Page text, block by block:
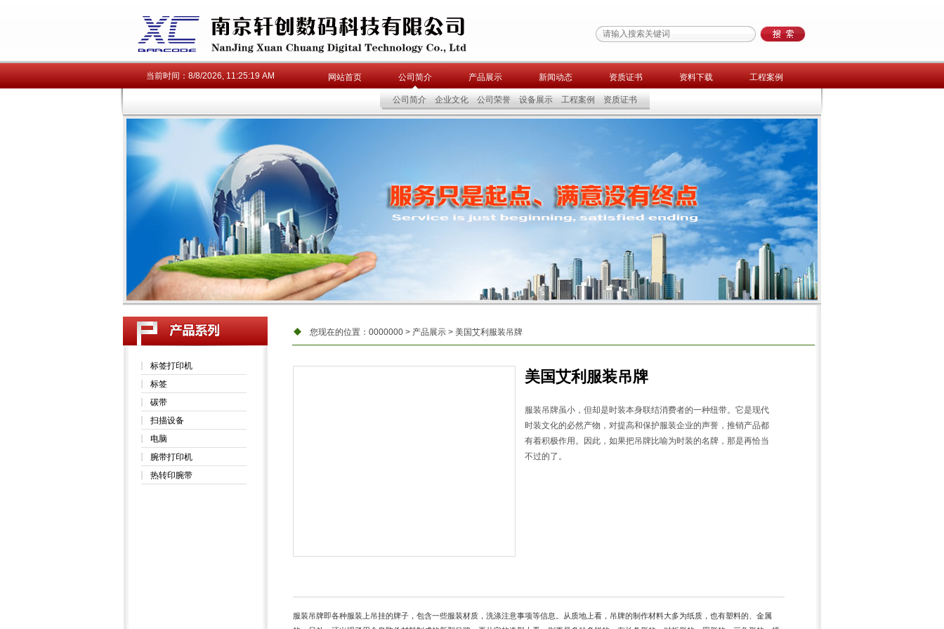
当前时间： 8/8/2026, 11:25:20 AM 网站首页 公司简介 产品展示 新闻动态 资质证书 资料下载 工程案例
公司简介 企业文化 公司荣誉 设备展示 工程案例 资质证书
标签打印机
标签
碳带
扫描设备
电脑
腕带打印机
热转印腕带
您现在的位置： 0000000 > 产品展示 > 美国艾利服装吊牌
美国艾利服装吊牌
服装吊牌虽小，但却是时装本身联结消费者的一种纽带。它是现代
时装文化的必然产物，对提高和保护服装企业的声誉，推销产品都
有着积极作用。因此，如果把吊牌比喻为时装的名牌，那是再恰当
不过的了。
服装吊牌即各种服装上吊挂的牌子，包含一些服装材质，洗涤注意事项等信息。从质地上看，吊牌的制作材料大多为纸质，也有塑料的、金属